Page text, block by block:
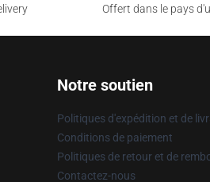
Offert dans le pays
Notre soutien
Politiques d'expédition et de
Conditions de paiement
Politiques de retour et de
Contactez-nous